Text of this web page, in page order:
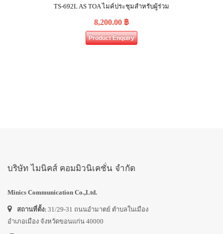
TS-692L AS TOA ไมค์ประชุมสำหรับผู้ร่วม
8,200.00 ฿
Product Enquiry
บริษัท ไมนิคส์ คอมมิวนิเคชั่น จำกัด
Minics Communication Co.,Ltd.
สถานที่ตั้ง: 31/29-31 ถนนอำมาตย์ ตำบลในเมือง
อำเภอเมือง จังหวัดขอนแก่น 40000